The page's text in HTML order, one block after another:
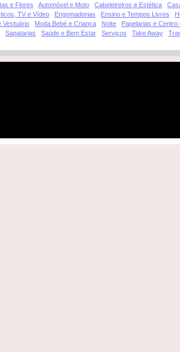
e Flores Automóvel e Moto Cabeleireiros e Estética
TV e Vídeo
Engomadorias Ensino e Tempos Livres
Vestuário
Moda Bebé e Criança Noite
Papelarias e Centro
Sapatarias Saúde e Bem Estar Serviços Take Away